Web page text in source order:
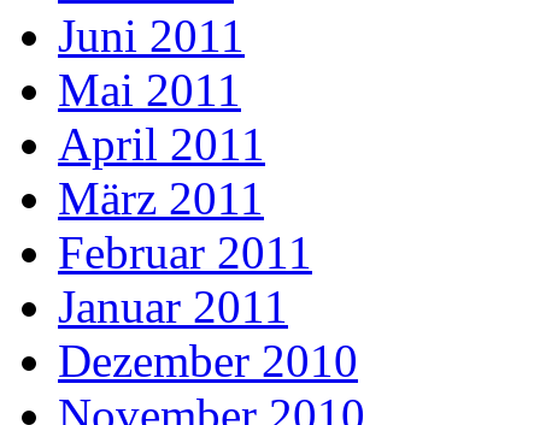
Juni 2011
Mai 2011
April 2011
März 2011
Februar 2011
Januar 2011
Dezember 2010